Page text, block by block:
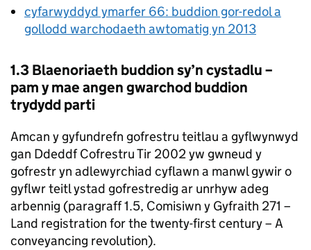
cyfarwyddyd ymarfer 66: buddion gor-redol a
gollodd warchodaeth awtomatig yn 2013
1.3 Blaenoriaeth buddion sy’n cystadlu –
pam y mae angen gwarchod buddion
trydydd parti
Amcan y gyfundrefn gofrestru teitlau a gyflwynwyd
gan Ddeddf Cofrestru Tir 2002 yw gwneud y
gofrestr yn adlewyrchiad cyflawn a manwl gywir o
gyflwr teitl ystad gofrestredig ar unrhyw adeg
arbennig (paragraff 1.5, Comisiwn y Gyfraith 271 –
Land registration for the twenty-first century – A
conveyancing revolution).